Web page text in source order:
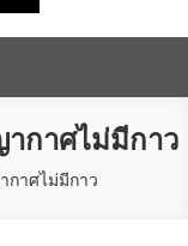
กาศไม่มีกาว
กาศไม่มีกาว